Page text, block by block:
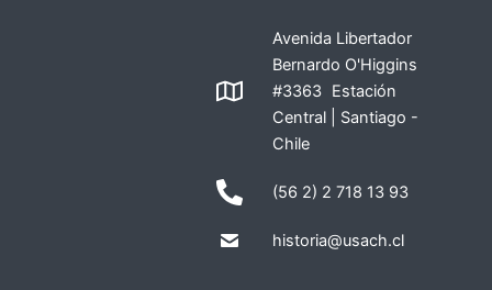
Avenida Libertador
Bernardo O'Higgins
#3363 Estación
Central | Santiago -
Chile
(56 2) 2 718 13 93
historia@usach.cl